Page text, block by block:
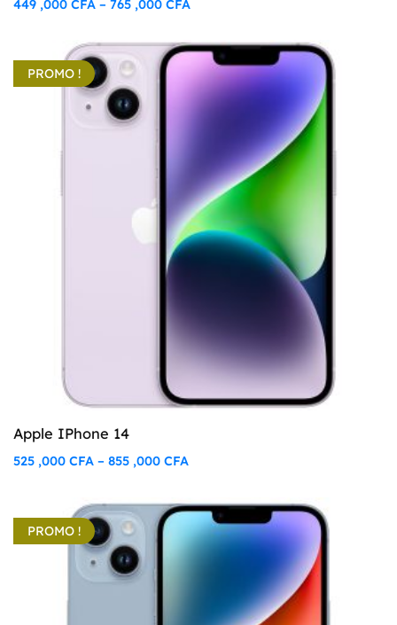
449 ,000 CFA – 765 ,000 CFA
Plage
449PROMO !
Apple IPhone 14
525 ,000 CFA – 855 ,000 CFA
Plage
525PROMO !